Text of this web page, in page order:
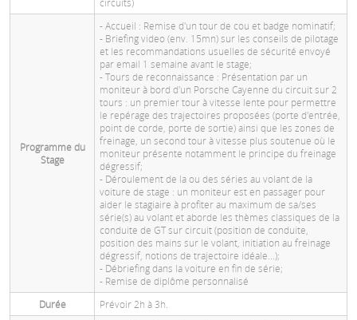
Programme du
Stage
- Accueil : Remise d'un tour de cou et badge nominatif;
- Briefing video (env. 15mn) sur les conseils de pilotage
et les recommandations usuelles de sécurité envoyé
par email 1 semaine avant le stage;
- Tours de reconnaissance : Présentation par un
moniteur à bord d'un Porsche Cayenne du circuit sur 2
tours : un premier tour à vitesse lente pour permettre
le repérage des trajectoires proposées (porte d'entrée,
point de corde, porte de sortie) ainsi que les zones de
freinage, un second tour à vitesse plus soutenue où le
moniteur présente notamment le principe du freinage
dégressif;
- Déroulement de la ou des séries au volant de la
voiture de stage : un moniteur est en passager pour
aider le stagiaire à profiter au maximum de sa/ses
série(s) au volant et aborde les thèmes classiques de la
conduite de GT sur circuit (position de conduite,
position des mains sur le volant, initiation au freinage
dégressif, notions de trajectoire idéale...);
- Débriefing dans la voiture en fin de série;
- Remise de diplôme personnalisé
Durée
Prévoir 2h à 3h.